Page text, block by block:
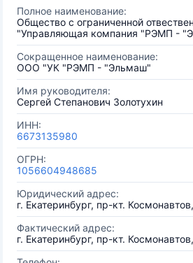
Полное наименование:
Общество с ограниченной
"Управляющая компания "РЭМП -
Сокращенное наименование:
ООО "УК "РЭМП - "Эльмаш"
Имя руководителя:
Сергей Степанович Золотухин
ИНН:
6673135980
ОГРН:
1056604948685
Юридический адрес:
г. Екатеринбург, пр-кт.
Фактический адрес:
г. Екатеринбург, пр-кт.